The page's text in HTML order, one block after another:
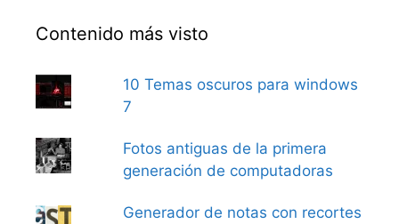
Contenido más visto
10 Temas oscuros para windows
7
Fotos antiguas de la primera
generación de computadoras
Generador de notas con recortes